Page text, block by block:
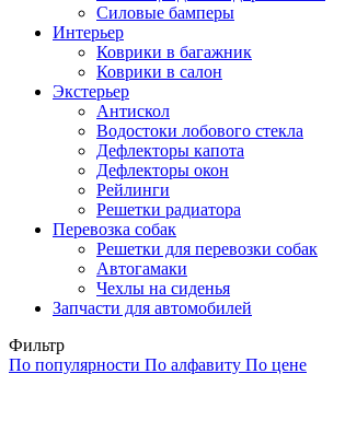
Силовые бамперы
Интерьер
Коврики в багажник
Коврики в салон
Экстерьер
Антискол
Водостоки лобового стекла
Дефлекторы капота
Дефлекторы окон
Рейлинги
Решетки радиатора
Перевозка собак
Решетки для перевозки собак
Автогамаки
Чехлы на сиденья
Запчасти для автомобилей
Фильтр
По популярности По алфавиту По цене